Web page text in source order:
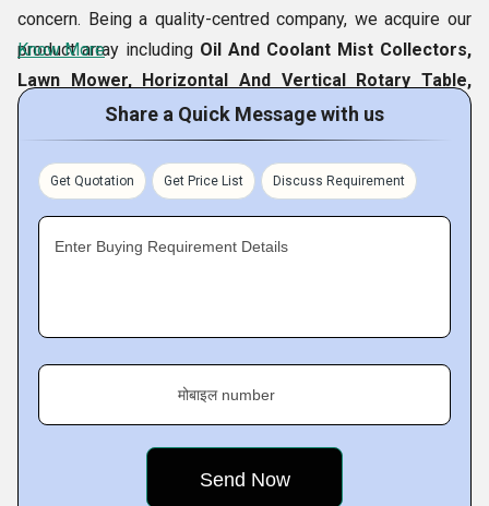
concern. Being a quality-centred company, we acquire our
product array including Oil And Coolant Mist Collectors,
Lawn Mower, Horizontal And Vertical Rotary Table,
Rothenberger Electric Pressure Test Pump,
Electric
Pressure Test Pump,Inspection Camera For Pipes,
etc., from only the top vendors of the market. We make
available products of STIHL, Rothenberger and MTD brand.
quality regulations. Once we get assured about defect-free
Know More
Share a Quick Message with us
Get Quotation Get Price List Discuss Requirement
Enter Buying Requirement Details
मोबाइल number